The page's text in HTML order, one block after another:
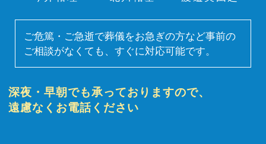
ご危篤・ご急逝で葬儀をお急ぎの方など事前の
ご相談がなくても、すぐに対応可能です。
深夜・早朝でも承っておりますので、
遠慮なくお電話ください